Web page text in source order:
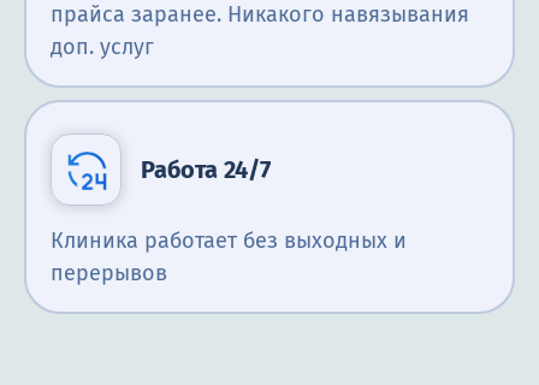
прайса заранее. Никакого навязывания
доп. услуг
Работа 24/7
Клиника работает без выходных и
перерывов